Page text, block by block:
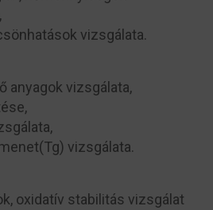
vizsgálata.
anyagok vizsgálata,
g) vizsgálata.
oxidatív stabilitás vizsgálat